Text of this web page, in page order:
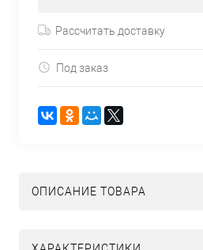
Рассчитать доставку
Под заказ
ОПИСАНИЕ ТОВАРА